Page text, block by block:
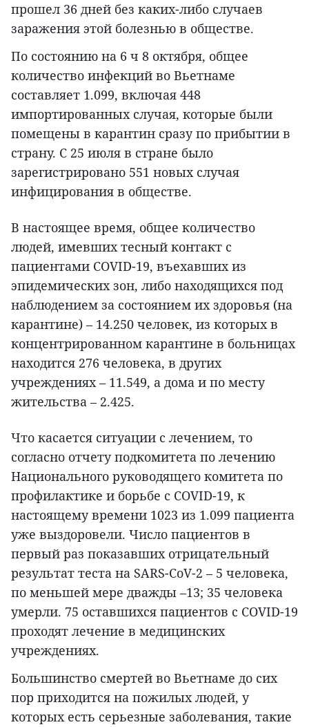
прошел 36 дней без каких-либо случаев
заражения этой болезнью в обществе.
По состоянию на 6 ч 8 октября, общее
количество инфекций во Вьетнаме
составляет 1.099, включая 448
импортированных случая, которые были
помещены в карантин сразу по прибытии в
страну. С 25 июля в стране было
зарегистрировано 551 новых случая
инфицирования в обществе.
В настоящее время, общее количество
людей, имевших тесный контакт с
пациентами COVID-19, въехавших из
эпидемических зон, либо находящихся под
наблюдением за состоянием их здоровья (на
карантине) – 14.250 человек, из которых в
концентрированном карантине в больницах
находится 276 человека, в других
учреждениях – 11.549, а дома и по месту
жительства – 2.425.
Что касается ситуации с лечением, то
согласно отчету подкомитета по лечению
Национального руководящего комитета по
профилактике и борьбе с COVID-19, к
настоящему времени 1023 из 1.099 пациента
уже выздоровели. Число пациентов в
первый раз показавших отрицательный
результат теста на SARS-CoV-2 – 5 человека,
по меньшей мере дважды –13; 35 человека
умерли. 75 оставшихся пациентов с COVID-19
проходят лечение в медицинских
учреждениях.
Большинство смертей во Вьетнаме до сих
пор приходится на пожилых людей, у
которых есть серьезные заболевания, такие